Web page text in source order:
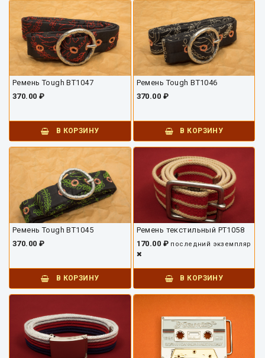
Ремень Tough BT1047
370.00 ₽
В КОРЗИНУ
Ремень Tough BT1046
370.00 ₽
В КОРЗИНУ
Ремень Tough BT1045
370.00 ₽
В КОРЗИНУ
Ремень текстильный РТ1058
170.00 ₽ последний экземпляр
В КОРЗИНУ